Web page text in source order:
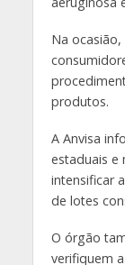
Na
produtos.
A Anvisa
estaduais e
intensificar
de lotes
O órgão
verifiquem